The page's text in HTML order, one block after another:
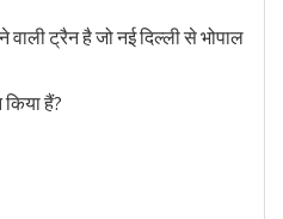
ट्रैन है जो नई दिल्ली से भोपाल
हैं?